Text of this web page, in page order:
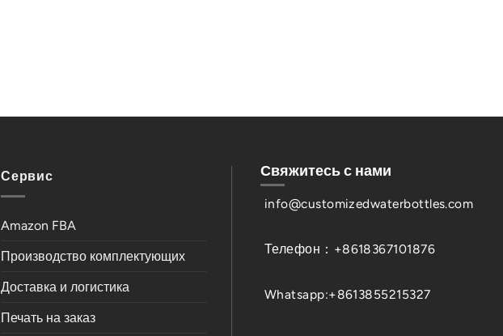
Сервис
Amazon FBA
Производство комплектующих
Доставка и логистика
Печать на заказ
Свяжитесь с нами
info@customizedwaterbottles.com
Телефон：+8618367101876
Whatsapp:+8613855215327